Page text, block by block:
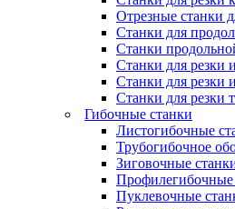
Отрезные станки
Станки для
Станки
Станки для резки
Станки для резки
Станки для резки
Гибочные станки
Листогибочные
Трубогибочное
Зиговочные
Профилегибочные
Пуклевочные